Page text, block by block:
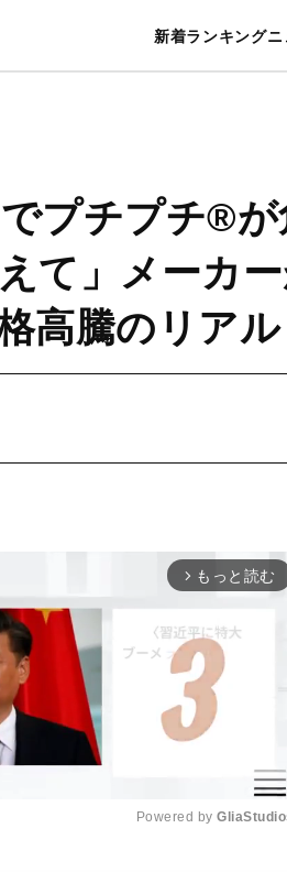
新着ランキングニ
暮らし スポーツ
プチプチ®
て」メーカ
高騰のリアル
arrow_forward_ios もっと読む
Powered by